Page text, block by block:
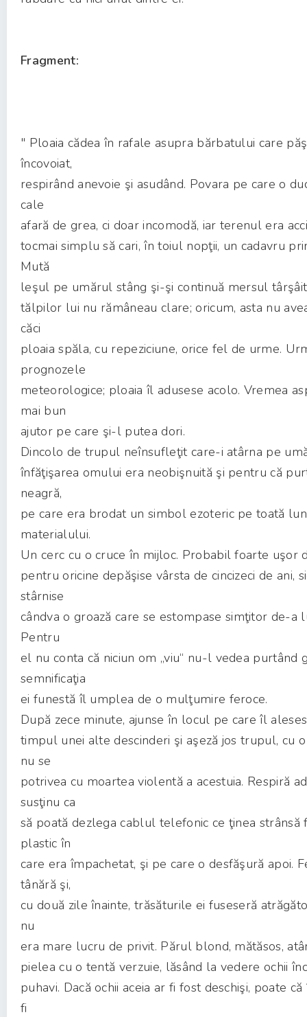
Fragment:
" Ploaia cădea în rafale asupra bărbatului care
încovoiat,
respirând anevoie şi asudând. Povara pe care o
cale
afară de grea, ci doar incomodă, iar terenul era
tocmai simplu să cari, în toiul nopţii, un cadavru
Mută
leşul pe umărul stâng şi-şi continuă mersul
tălpilor lui nu rămâneau clare; oricum, asta nu
căci
ploaia spăla, cu repeziciune, orice fel de urme.
prognozele
meteorologice; ploaia îl adusese acolo. Vremea
mai bun
ajutor pe care şi-l putea dori.
Dincolo de trupul neînsufleţit care-i atârna pe
înfăţişarea omului era neobişnuită şi pentru că
neagră,
pe care era brodat un simbol ezoteric pe toată
materialului.
Un cerc cu o cruce în mijloc. Probabil foarte uşor
pentru oricine depăşise vârsta de cincizeci de ani,
stârnise
cândva o groază care se estompase simţitor de-a
Pentru
el nu conta că niciun om „viu“ nu-l vedea purtând
semnificaţia
ei funestă îl umplea de o mulţumire feroce.
După zece minute, ajunse în locul pe care îl
timpul unei alte descinderi şi aşeză jos trupul, cu
nu se
potrivea cu moartea violentă a acestuia. Respiră
susţinu ca
să poată dezlega cablul telefonic ce ţinea strânsă
plastic în
care era împachetat, şi pe care o desfăşură apoi.
tânără şi,
cu două zile înainte, trăsăturile ei fuseseră
nu
era mare lucru de privit. Părul blond, mătăsos,
pielea cu o tentă verzuie, lăsând la vedere ochii
puhavi. Dacă ochii aceia ar fi fost deschişi, poate
fi